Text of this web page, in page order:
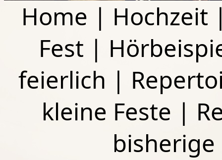
Home | Hochzeit
Fest |
feierlich |
kleine Feste |